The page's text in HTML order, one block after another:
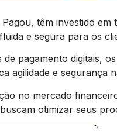
têm investido
e segura para os
pagamento digitais,
agilidade e segurança
no mercado
otimizar seus